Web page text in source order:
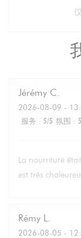
Jérémy C
2026-08-09 -
服务 : 5/5 氛围 : 5
La nourriture
est très
Rémy L
2026-08-05 -